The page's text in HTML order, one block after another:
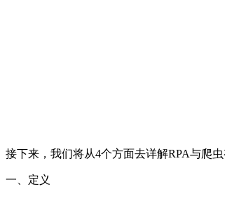
接下来，我们将从4个方面去详解RPA与爬虫
一、定义